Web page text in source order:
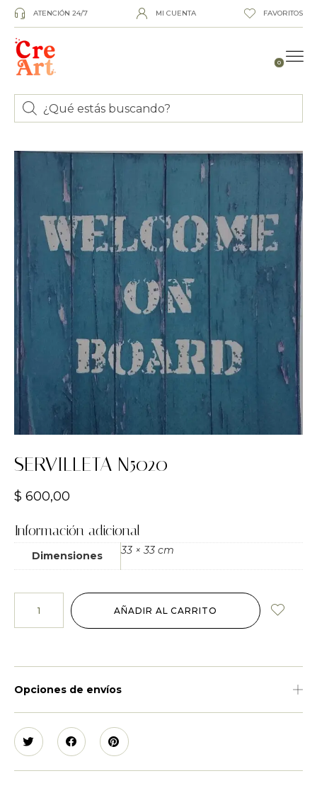
ATENCIÓN 24/7 MI CUENTA FAVORITOS
0
SERVILLETA N5020
$ 600,00
Información adicional
Dimensiones 33 × 33 cm
AÑADIR AL CARRITO
Opciones de envíos